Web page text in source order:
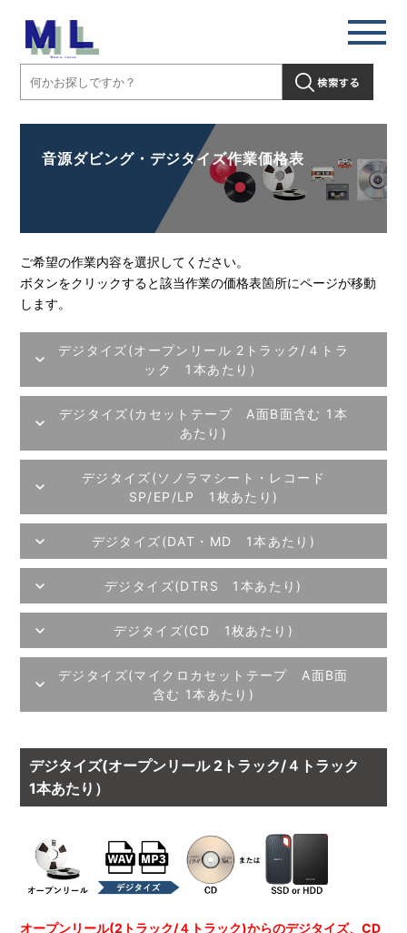
音源ダビング・デジタイズ作業価格表
ご希望の作業内容を選択してください。
ボタンをクリックすると該当作業の価格表箇所にページが移動
します。
デジタイズ(オープンリール 2トラック/４トラ
ック 1本あたり）
デジタイズ(カセットテープ A面B面含む 1本
あたり)
デジタイズ(ソノラマシート・レコード
SP/EP/LP 1枚あたり)
デジタイズ(DAT・MD 1本あたり)
デジタイズ(DTRS 1本あたり)
デジタイズ(CD 1枚あたり)
デジタイズ(マイクロカセットテープ A面B面
含む 1本あたり)
デジタイズ(オープンリール 2トラック/４トラック
1本あたり）
オープンリール(2トラック/４トラック)からのデジタイズ、CD